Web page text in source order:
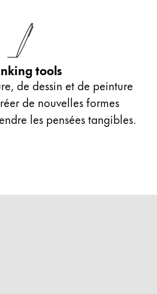
tools
de dessin et de peinture
de nouvelles formes
les pensées tangibles.